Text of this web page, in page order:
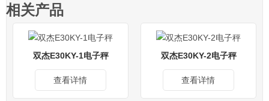
相关产品
双杰E30KY-1电子秤
查看详情
双杰E30KY-2电子秤
查看详情